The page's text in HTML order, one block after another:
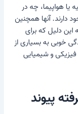
هواپیما، چه در
آنها همچنین
دلیل که برای
خوبی به بسیاری از
فیزیکی و شیمیایی
پیوند